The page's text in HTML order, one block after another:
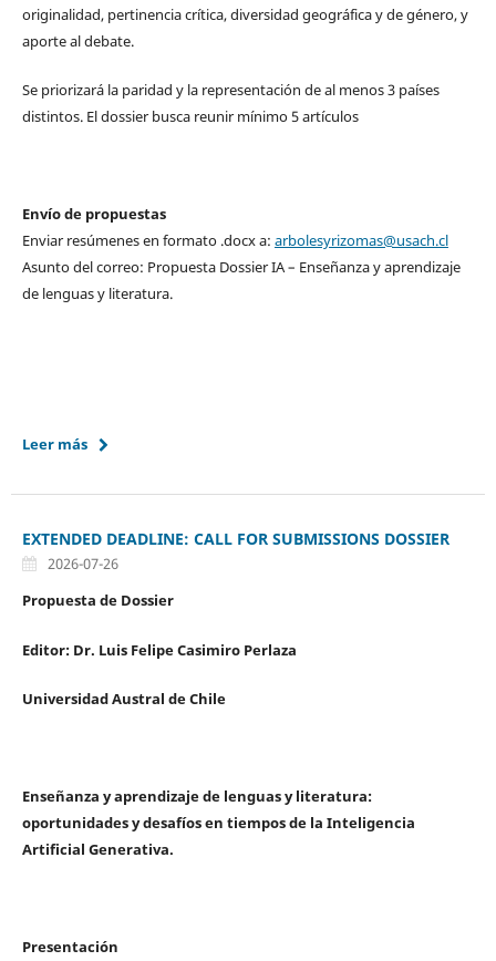
originalidad, pertinencia crítica, diversidad geográfica y de género, y
aporte al debate.
Se priorizará la paridad y la representación de al menos 3 países
distintos. El dossier busca reunir mínimo 5 artículos
Envío de propuestas
Enviar resúmenes en formato .docx a: arbolesyrizomas@usach.cl
Asunto del correo: Propuesta Dossier IA – Enseñanza y aprendizaje
de lenguas y literatura.
Leer más
EXTENDED DEADLINE: CALL FOR SUBMISSIONS DOSSIER
2026-07-26
Propuesta de Dossier
Editor: Dr. Luis Felipe Casimiro Perlaza
Universidad Austral de Chile
Enseñanza y aprendizaje de lenguas y literatura:
oportunidades y desafíos en tiempos de la Inteligencia
Artificial Generativa.
Presentación